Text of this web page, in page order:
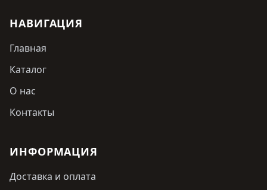
НАВИГАЦИЯ
Главная
Каталог
О нас
Контакты
ИНФОРМАЦИЯ
Доставка и оплата